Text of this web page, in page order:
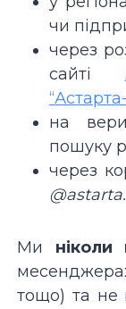
чи
через
сайті
на
пошуку
через
Ми ніколи
тощо) та не